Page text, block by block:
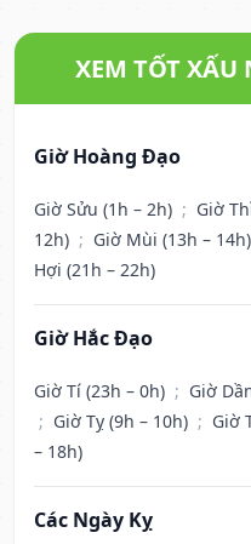
XEM TỐT XẤU
Giờ Hoàng Đạo
Giờ Sửu (1h – 2h) ; Giờ
12h) ; Giờ Mùi (13h – 14h)
Hợi (21h – 22h)
Giờ Hắc Đạo
Giờ Tí (23h – 0h) ; Giờ
; Giờ Tỵ (9h – 10h) ; Giờ
– 18h)
Các Ngày Kỵ